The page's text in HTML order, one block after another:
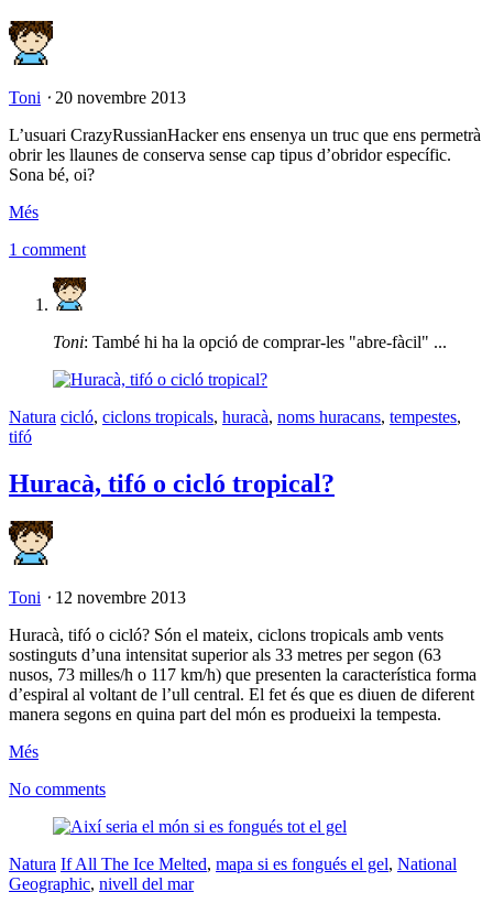
Toni ⋅ 20 novembre 2013
L’usuari CrazyRussianHacker ens ensenya un truc que ens permetrà
obrir les llaunes de conserva sense cap tipus d’obridor específic.
Sona bé, oi?
Més
1 comment
Toni: També hi ha la opció de comprar-les "abre-fàcil" ...
Natura cicló, ciclons tropicals, huracà, noms huracans, tempestes,
tifó
Huracà, tifó o cicló tropical?
Toni ⋅ 12 novembre 2013
Huracà, tifó o cicló? Són el mateix, ciclons tropicals amb vents
sostinguts d’una intensitat superior als 33 metres per segon (63
nusos, 73 milles/h o 117 km/h) que presenten la característica forma
d’espiral al voltant de l’ull central. El fet és que es diuen de diferent
manera segons en quina part del món es produeixi la tempesta.
Més
No comments
Natura If All The Ice Melted, mapa si es fongués el gel, National
Geographic, nivell del mar